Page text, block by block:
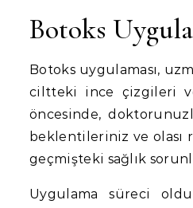
Botoks
Botoks uygulaması,
ciltteki ince çizgileri
öncesinde,
beklentileriniz ve olası
geçmişteki sağlık
Uygulama süreci